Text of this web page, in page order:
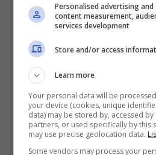
I Pro E I Contro Di
Che Punta A
Per Sempre
Personalised advertising
content measurement,
services development
Store and/or access
Learn more
Your personal data will be
your device (cookies, unique
data) may be stored by, accessed
partners, or used specifically by this
may use precise geolocation data.
Some vendors may process your